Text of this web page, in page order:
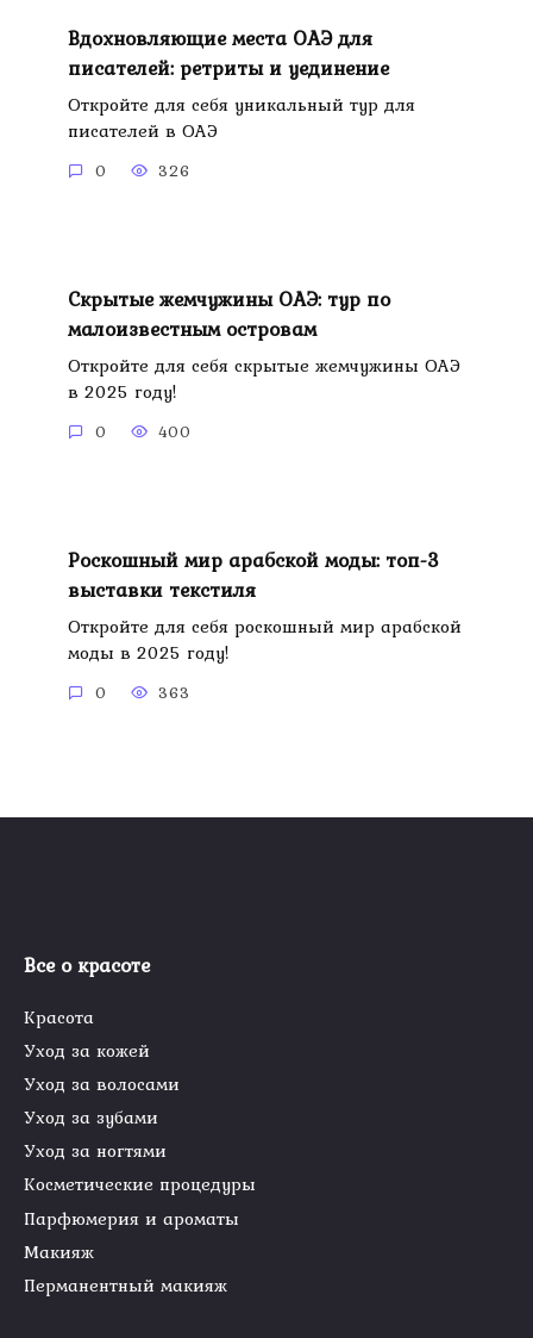
Вдохновляющие места ОАЭ для
писателей: ретриты и уединение
Откройте для себя уникальный тур для
писателей в ОАЭ
0 326
Скрытые жемчужины ОАЭ: тур по
малоизвестным островам
Откройте для себя скрытые жемчужины ОАЭ
в 2025 году!
0 400
Роскошный мир арабской моды: топ-3
выставки текстиля
Откройте для себя роскошный мир арабской
моды в 2025 году!
0 363
Все о красоте
Красота
Уход за кожей
Уход за волосами
Уход за зубами
Уход за ногтями
Косметические процедуры
Парфюмерия и ароматы
Макияж
Перманентный макияж